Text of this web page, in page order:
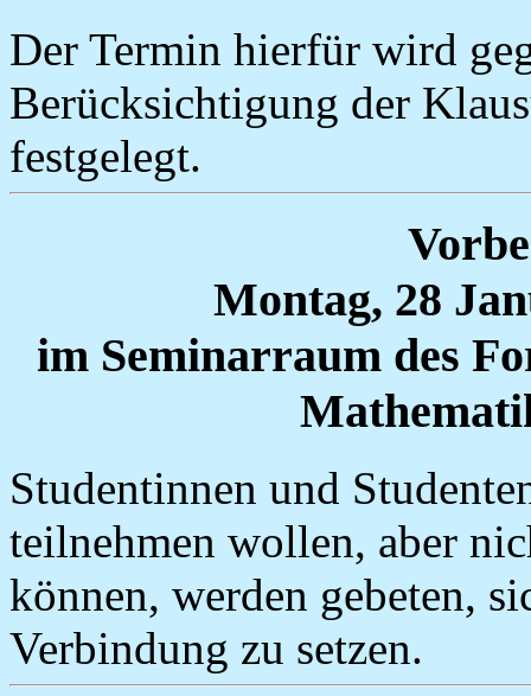
Der Termin hierfür wird
Berücksichtigung der
festgelegt.
Montag, 28
im Seminarraum des
Studentinnen und
teilnehmen wollen, aber
können, werden gebeten,
Verbindung zu setzen.